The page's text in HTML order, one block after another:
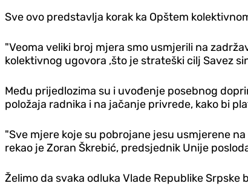
Sve ovo predstavlja korak ka Opštem
"Veoma veliki broj mjera smo usmjerili na
kolektivnog ugovora ,što je strateški cilj Savez
Među prijedlozima su i uvođenje posebnog
položaja radnika i na jačanje privrede, kako bi
"Sve mjere koje su pobrojane jesu usmjerene
rekao je Zoran Škrebić, predsjednik Unije
Želimo da svaka odluka Vlade Republike